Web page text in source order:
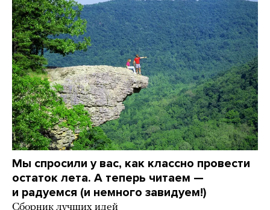
Мы спросили у вас, как классно провести
остаток лета. А теперь читаем —
и радуемся (и немного завидуем!)
Сборник лучших идей